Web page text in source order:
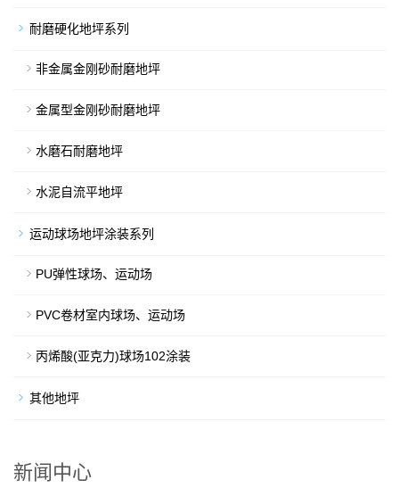
耐磨硬化地坪系列
非金属金刚砂耐磨地坪
金属型金刚砂耐磨地坪
水磨石耐磨地坪
水泥自流平地坪
运动球场地坪涂装系列
PU弹性球场、运动场
PVC卷材室内球场、运动场
丙烯酸(亚克力)球场102涂装
其他地坪
新闻中心